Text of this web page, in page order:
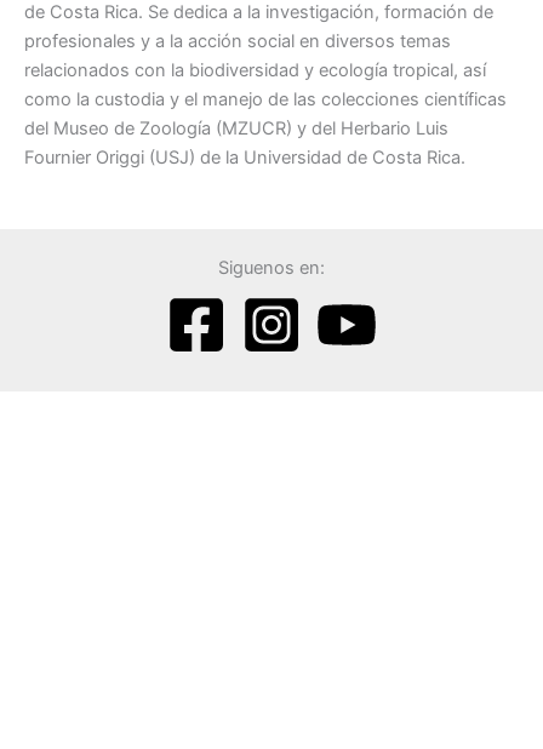
de Costa Rica. Se dedica a la investigación, formación de
profesionales y a la acción social en diversos temas
relacionados con la biodiversidad y ecología tropical, así
como la custodia y el manejo de las colecciones científicas
del Museo de Zoología (MZUCR) y del Herbario Luis
Fournier Origgi (USJ) de la Universidad de Costa Rica.
Siguenos en: